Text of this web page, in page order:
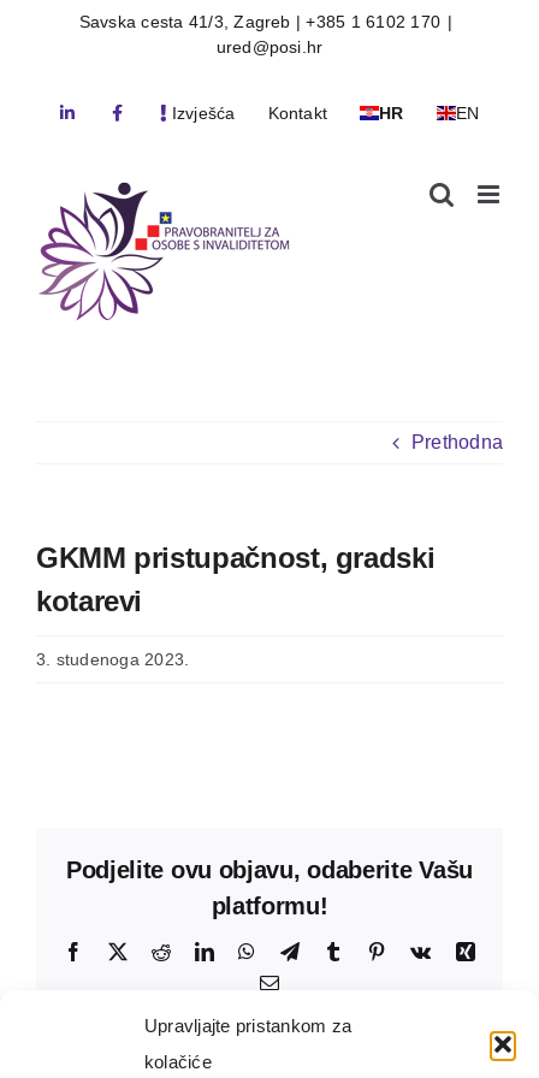
Upravljajte pristankom za
kolačiće
Savska cesta 41/3, Zagreb | +385 1 6102 170 |
ured@posi.hr
Izvješća Kontakt HR EN
Prethodna
GKMM pristupačnost, gradski
kotarevi
3. studenoga 2023.
Podjelite ovu objavu, odaberite Vašu
platformu!
Facebook
X RedditLinkedInWhatsApp
TelegramTumblr Pinterest
Vk
Xing
Email: